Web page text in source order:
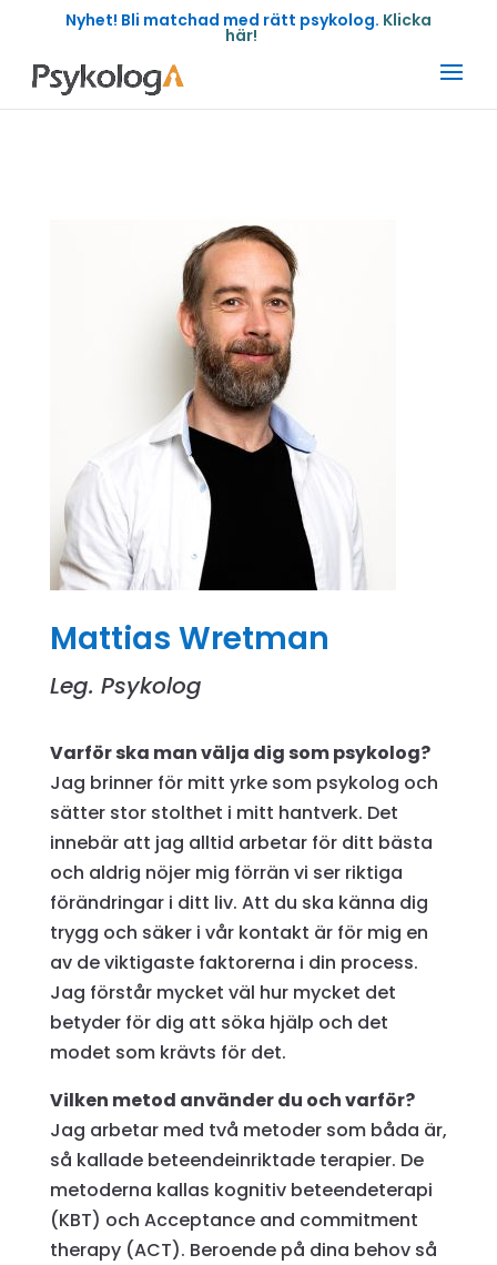
Nyhet! Bli matchad med rätt psykolog. Klicka
här!
Mattias Wretman
Leg. Psykolog
Varför ska man välja dig som psykolog?
Jag brinner för mitt yrke som psykolog och
sätter stor stolthet i mitt hantverk. Det
innebär att jag alltid arbetar för ditt bästa
och aldrig nöjer mig förrän vi ser riktiga
förändringar i ditt liv. Att du ska känna dig
trygg och säker i vår kontakt är för mig en
av de viktigaste faktorerna i din process.
Jag förstår mycket väl hur mycket det
betyder för dig att söka hjälp och det
modet som krävts för det.
Vilken metod använder du och varför?
Jag arbetar med två metoder som båda är,
så kallade beteendeinriktade terapier. De
metoderna kallas kognitiv beteendeterapi
(KBT) och Acceptance and commitment
therapy (ACT). Beroende på dina behov så